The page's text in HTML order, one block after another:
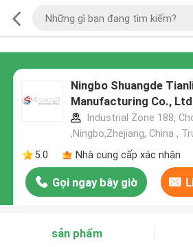
Ningbo Shuangde
Manufacturing Co.,
Industrial Zone 188,
,Ningbo,Zhejiang, China ,
5.0
Nhà cung cấp xác nhận
Gọi ngay bây giờ
sản phẩm